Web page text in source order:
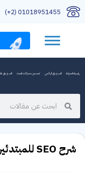
01018951455 (2+)
رئيسية المدونة التسويق الرقمي تحسين محركات البحث التسويق
شرح SEO للمبتدئين أساسيات السيو